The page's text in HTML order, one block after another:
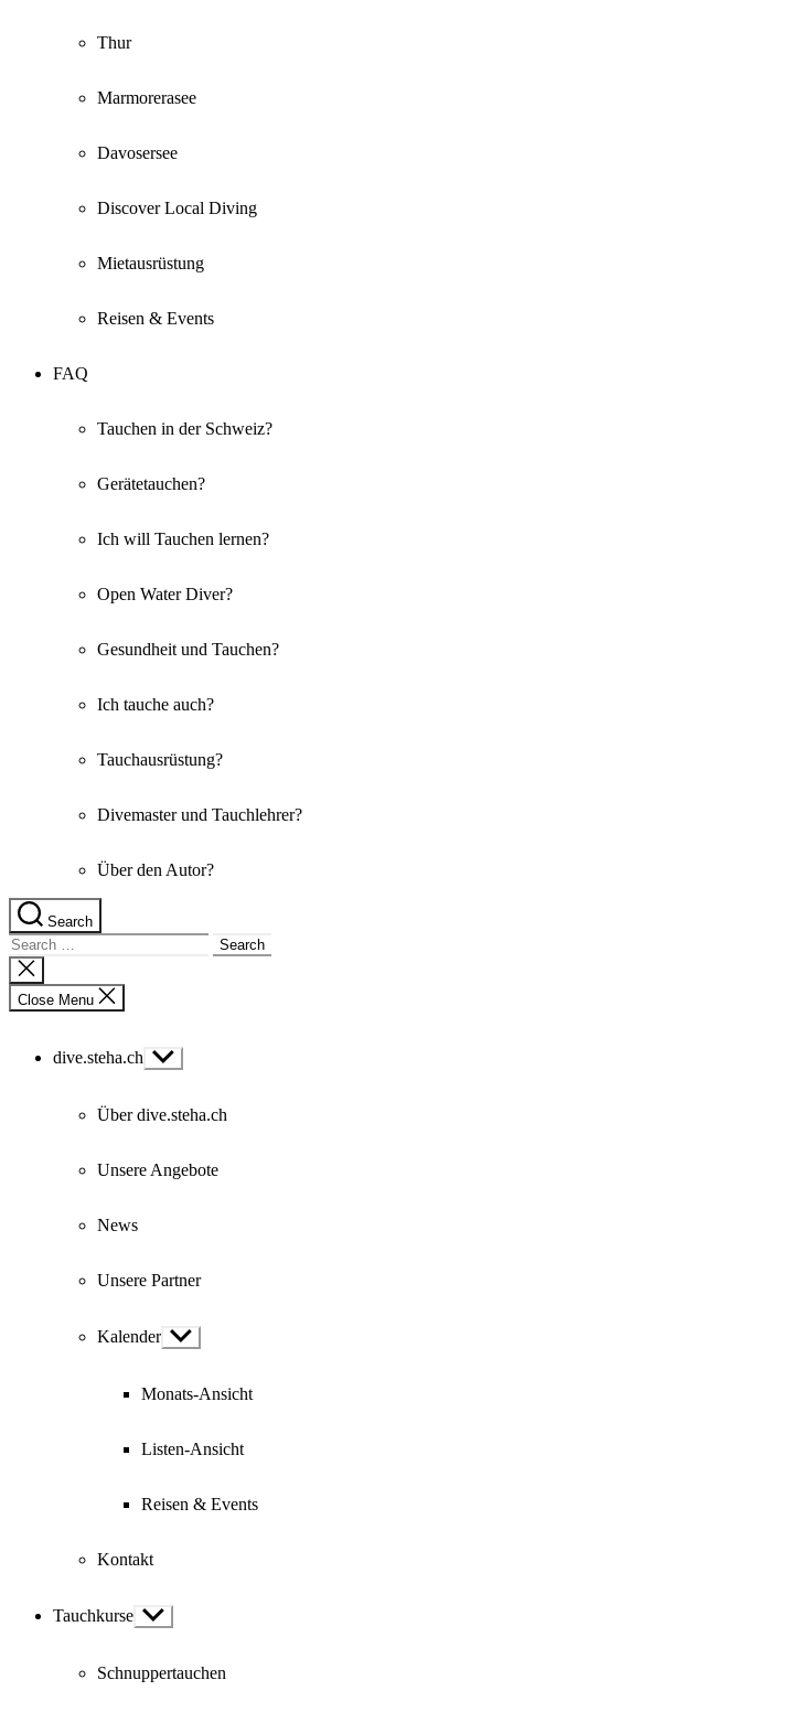
Thur
Marmorerasee
Davosersee
Discover Local Diving
Mietausrüstung
Reisen & Events
FAQ
Tauchen in der Schweiz?
Gerätetauchen?
Ich will Tauchen lernen?
Open Water Diver?
Gesundheit und Tauchen?
Ich tauche auch?
Tauchausrüstung?
Divemaster und Tauchlehrer?
Über den Autor?
Search
Search
for:
Close
search
Close Menu
dive.steha.ch Show
sub
Über dive.steha.ch
Unsere Angebote
News
Unsere Partner
Kalender Show
sub
Monats-Ansicht
Listen-Ansicht
Reisen & Events
Kontakt
Tauchkurse Show
sub
Schnuppertauchen